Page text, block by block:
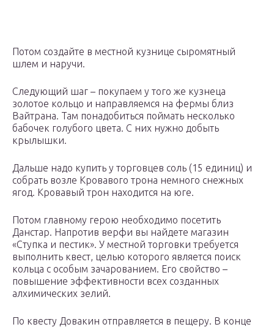
Потом создайте в местной кузнице сыромятный
шлем и наручи.
Следующий шаг – покупаем у того же кузнеца
золотое кольцо и направляемся на фермы близ
Вайтрана. Там понадобиться поймать несколько
бабочек голубого цвета. С них нужно добыть
крылышки.
Дальше надо купить у торговцев соль (15 единиц) и
собрать возле Кровавого трона немного снежных
ягод. Кровавый трон находится на юге.
Потом главному герою необходимо посетить
Данстар. Напротив верфи вы найдете магазин
«Ступка и пестик». У местной торговки требуется
выполнить квест, целью которого является поиск
кольца с особым зачарованием. Его свойство –
повышение эффективности всех созданных
алхимических зелий.
По квесту Довакин отправляется в пещеру. В конце